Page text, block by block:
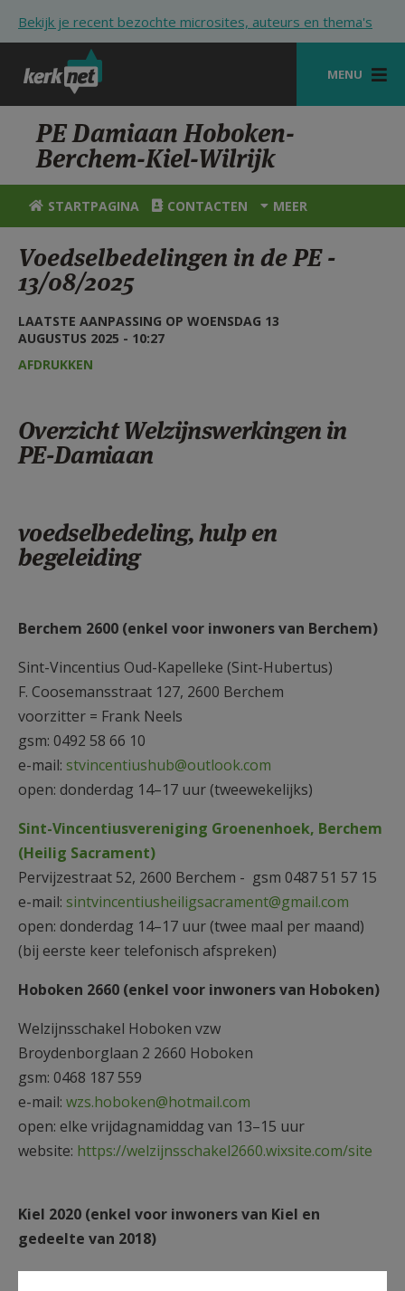
Bekijk je recent bezochte microsites, auteurs en thema's
MENU
STARTPAGINA
KERK
VIERINGEN
ZOEKEN
HULP
AANMELDEN OF REGISTREREN
PE Damiaan Hoboken-
Berchem-Kiel-Wilrijk
STARTPAGINA CONTACTEN MEER
Voedselbedelingen in de PE -
13/08/2025
LAATSTE AANPASSING OP WOENSDAG 13
AUGUSTUS 2025 - 10:27
AFDRUKKEN
Overzicht Welzijnswerkingen in
PE-Damiaan
voedselbedeling, hulp en
begeleiding
Berchem 2600 (enkel voor inwoners van Berchem)
Sint-Vincentius Oud-Kapelleke (Sint-Hubertus)
F. Coosemansstraat 127, 2600 Berchem
voorzitter = Frank Neels
gsm: 0492 58 66 10
e-mail: stvincentiushub@outlook.com
open: donderdag 14–17 uur (tweewekelijks)
Sint-Vincentiusvereniging Groenenhoek, Berchem
(Heilig Sacrament)
Pervijzestraat 52, 2600 Berchem - gsm 0487 51 57 15
e-mail: sintvincentiusheiligsacrament@gmail.com
open: donderdag 14–17 uur (twee maal per maand)
(bij eerste keer telefonisch afspreken)
Hoboken 2660 (enkel voor inwoners van Hoboken)
Welzijnsschakel Hoboken vzw
Broydenborglaan 2 2660 Hoboken
gsm: 0468 187 559
e-mail: wzs.hoboken@hotmail.com
open: elke vrijdagnamiddag van 13–15 uur
website: https://welzijnsschakel2660.wixsite.com/site
Kiel 2020 (enkel voor inwoners van Kiel en
gedeelte van 2018)
WederzijdsKristus Koning